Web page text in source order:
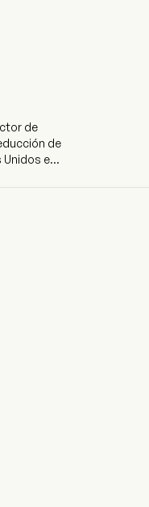
de
de
Unidos e
por año
en los
de carbón
de
lugar. A
Al, ofrece
de
Sur (Mt.